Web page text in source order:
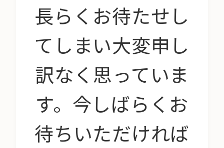
長らくお待たせし
てしまい大変申し
訳なく思っていま
す。今しばらくお
待ちいただければ